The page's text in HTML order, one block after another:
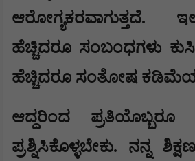
ಆರೋಗ್ಯಕರವಾಗುತ್ತದೆ.
ಹೆಚ್ಚಿದರೂ ಸಂಬಂಧಗಳು
ಹೆಚ್ಚಿದರೂ ಸಂತೋಷ
ಆದ್ದರಿಂದ ಪ್ರತಿಯೊಬ್ಬರೂ
ಪ್ರಶ್ನಿಸಿಕೊಳ್ಳಬೇಕು. ನನ್ನ